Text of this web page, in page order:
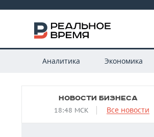
Аналитика Экономика
НОВОСТИ БИЗНЕСА
18:48 МСК Все новости